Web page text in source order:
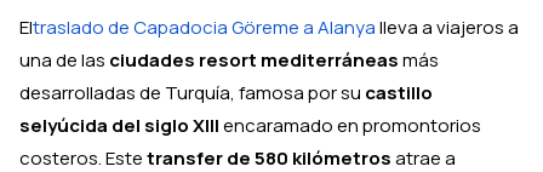
Eltraslado de Capadocia Göreme a Alanyalleva a viajeros a
una de las ciudades resort mediterráneasmás
desarrolladas de Turquía, famosa por su castillo
selyúcida del siglo XIIIencaramado en promontorios
costeros. Estetransfer de 580 kilómetrosatrae a